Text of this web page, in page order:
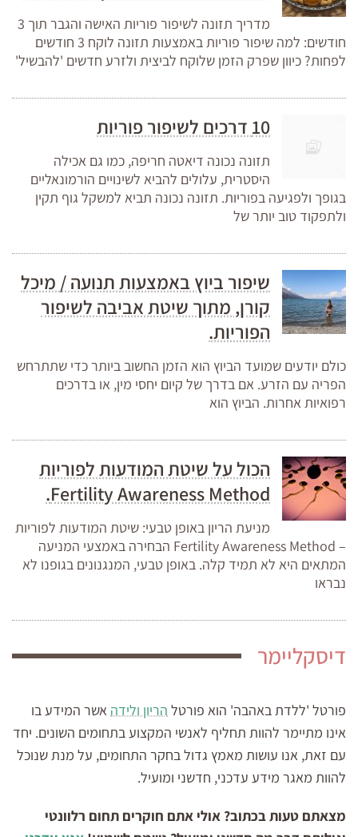
מדריך תזונה לשיפור פוריות האישה והגבר תוך 3
חודשים: למה שיפור פוריות באמצעות תזונה לוקח 3 חודשים
לפחות? כיוון שפרק הזמן שלוקח לביצית ולזרע חדשים 'להבשיל'
10 דרכים לשיפור פוריות
תזונה נכונה דיאטה חריפה, כמו גם אכילה
היסטרית, עלולים להביא לשינויים הורמונאליים
בגופך ולפגיעה בפוריות. תזונה נכונה תביא למשקל גוף תקין
ולתפקוד טוב יותר של
שיפור ביוץ באמצעות תנועה / מיכל
קורן, מתוך שיטת אביבה לשיפור
הפוריות.
כולם יודעים שמועד הביוץ הוא הזמן החשוב ביותר כדי שתתרחש
הפריה עם הזרע. אם בדרך של קיום יחסי מין, או בדרכים
רפואיות אחרות. הביוץ הוא
הכול על שיטת המודעות לפוריות
Fertility Awareness Method.
מניעת הריון באופן טבעי: שיטת המודעות לפוריות
– Fertility Awareness Method הבחירה באמצעי המניעה
המתאים היא לא תמיד קלה. באופן טבעי, המנגנונים בגופנו לא
נבראו
דיסקליימר
פורטל 'ללדת באהבה' הוא פורטל הריון ולידה אשר המידע בו
אינו מתיימר להוות תחליף לאנשי המקצוע בתחומים השונים. יחד
עם זאת, אנו עושות מאמץ גדול בחקר התחומים, על מנת שנוכל
להוות מאגר מידע עדכני, חדשני ומועיל.
מצאתם טעות בכתוב? אולי אתם חוקרים תחום רלוונטי